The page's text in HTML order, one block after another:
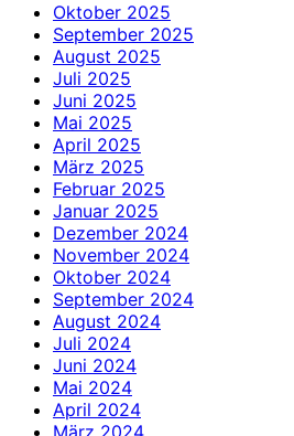
Oktober 2025
September 2025
August 2025
Juli 2025
Juni 2025
Mai 2025
April 2025
März 2025
Februar 2025
Januar 2025
Dezember 2024
November 2024
Oktober 2024
September 2024
August 2024
Juli 2024
Juni 2024
Mai 2024
April 2024